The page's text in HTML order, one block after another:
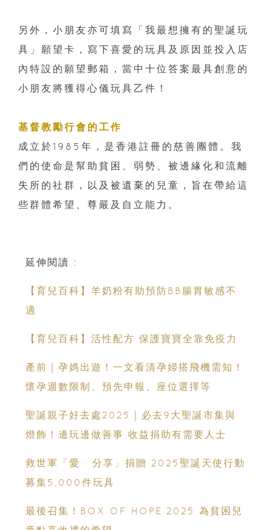
另外，小朋友亦可填寫「我最想擁有的聖誕玩
具」願望卡，寫下喜愛的玩具及原因並投入店
內特設的願望郵箱，當中十位答案最具創意的
小朋友將獲得心儀玩具乙件！
基督教勵行會的工作
成立於1985年，是香港註冊的慈善團體。我
們的使命是幫助貧困、弱勢、被邊緣化和流離
失所的社群，以及被遺棄的兒童，旨在帶給這
些群體希望、尊嚴及自立能力。
延伸閱讀 :
【育兒百科】羊奶粉有助預防BB腸胃敏感不
適
【育兒百科】活性配方 保護寶寶全靠免疫力
產前｜孕媽出遊！一文看清孕婦搭飛機需知！
懷孕週數限制、預先申報、座位選擇等
聖誕親子好去處2025｜必去9大聖誕市集與
燈飾！邊玩邊做善事 收益捐助有需要人士
救世軍「愛 · 分享」捐贈 2025聖誕天使行動
募集5,000件玩具
最後召集！BOX OF HOPE 2025 為貧困兒